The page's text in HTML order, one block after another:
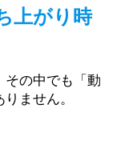
上がり時
その中でも「動
ません。